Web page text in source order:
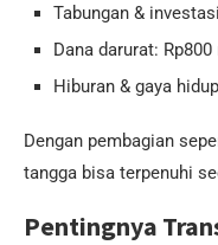
Tabungan &
Dana darurat: Rp800
Hiburan & gaya
Dengan pembagian
tangga bisa terpenuhi
Pentingnya